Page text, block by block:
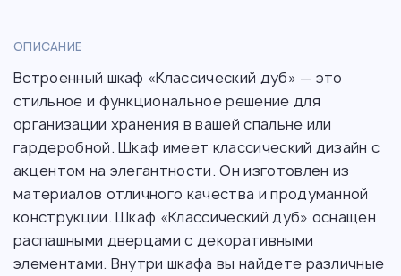
ОПИСАНИЕ
Встроенный шкаф «Классический дуб» — это
стильное и функциональное решение для
организации хранения в вашей спальне или
гардеробной. Шкаф имеет классический дизайн с
акцентом на элегантности. Он изготовлен из
материалов отличного качества и продуманной
конструкции. Шкаф «Классический дуб» оснащен
распашными дверцами с декоративными
элементами. Внутри шкафа вы найдете различные